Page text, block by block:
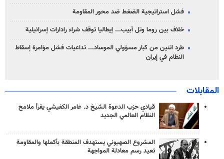
فشل استراتيجية الضغط ضد محور المقاومة
خلاف بين روما وتل أبيب... إيطاليا توقف شراء رادارات إسرائيلية
طرد اثنين من كبار مسؤولي الموساد... تداعيات فشل مؤامرة إسقاط
النظام في إيران
المقابلات
قيادي حزب الدعوة الشيخ د. عامر الكفيشي يقرأ ملامح
النظام العالمي الجديد
المشروع الصهيوني يستهدف المنطقة بأكملها والمقاومة
تعيد رسم معادلة المواجهة